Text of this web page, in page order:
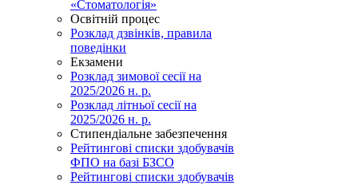
«Стоматологія»
Освітній процес
Розклад дзвінків, правила
поведінки
Екзамени
Розклад зимової сесії на
2025/2026 н. р.
Розклад літньої сесії на
2025/2026 н. р.
Стипендіальне забезпечення
Рейтингові списки здобувачів
ФПО на базі БЗСО
Рейтингові списки здобувачів